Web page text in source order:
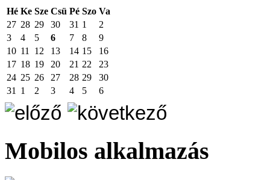
Hé Ke Sze Csü Pé Szo Va
27 28 29 30 31 1
2
3
4 5 6 7 8
9
10 11 12 13 14 15
16
17 18 19 20 21 22
23
24 25 26 27 28 29
30
31
1 2 3 4 5 6
Mobilos alkalmazás